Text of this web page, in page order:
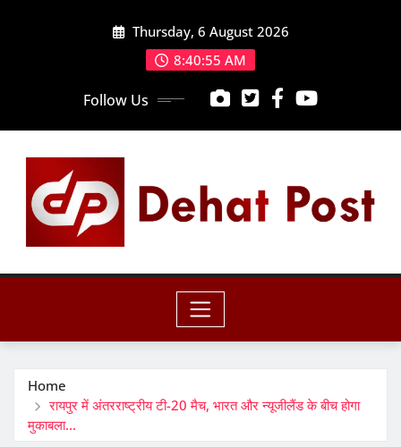
Thursday, 6 August 2026
8:40:57 AM
Follow Us
Home
रायपुर में अंतरराष्ट्रीय टी-20 मैच, भारत और न्यूजीलैंड के बीच होगा
मुकाबला…